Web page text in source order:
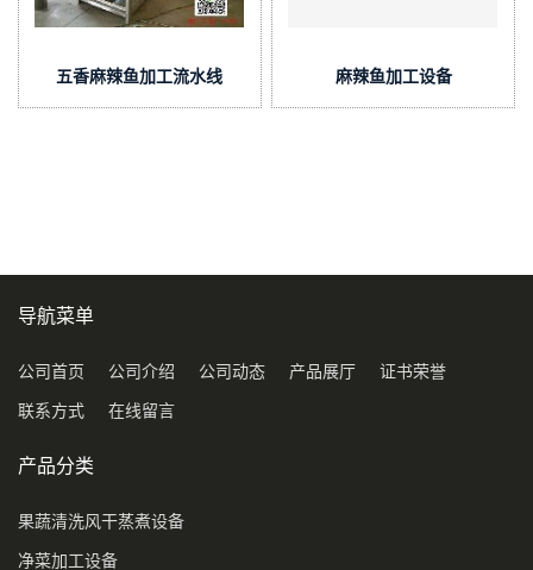
五香麻辣鱼加工流水线 麻辣鱼加工设备
导航菜单
公司首页 公司介绍 公司动态 产品展厅 证书荣誉
联系方式 在线留言
产品分类
果蔬清洗风干蒸煮设备
净菜加工设备